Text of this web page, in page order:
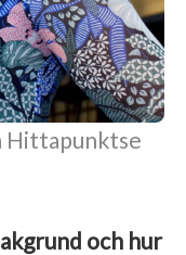
Hittapunktse
och hur